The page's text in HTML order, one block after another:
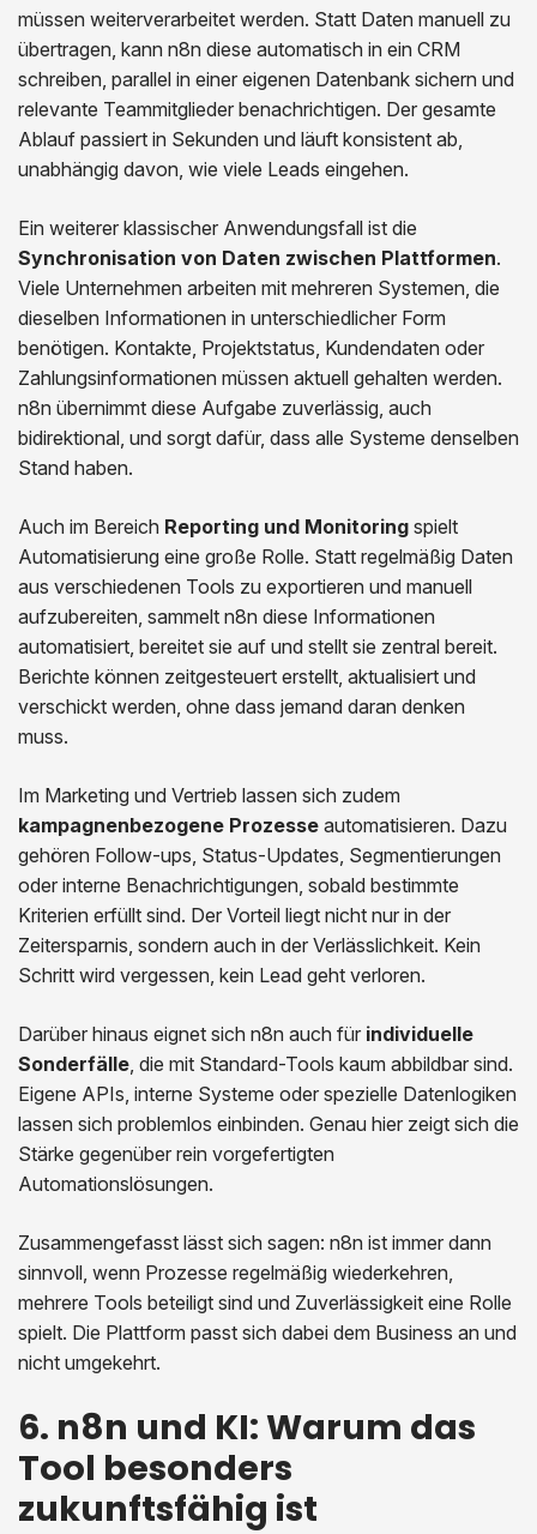
müssen weiterverarbeitet werden. Statt Daten manuell zu
übertragen, kann n8n diese automatisch in ein CRM
schreiben, parallel in einer eigenen Datenbank sichern und
relevante Teammitglieder benachrichtigen. Der gesamte
Ablauf passiert in Sekunden und läuft konsistent ab,
unabhängig davon, wie viele Leads eingehen.
Ein weiterer klassischer Anwendungsfall ist die
Synchronisation von Daten zwischen Plattformen.
Viele Unternehmen arbeiten mit mehreren Systemen, die
dieselben Informationen in unterschiedlicher Form
benötigen. Kontakte, Projektstatus, Kundendaten oder
Zahlungsinformationen müssen aktuell gehalten werden.
n8n übernimmt diese Aufgabe zuverlässig, auch
bidirektional, und sorgt dafür, dass alle Systeme denselben
Stand haben.
Auch im Bereich Reporting und Monitoring spielt
Automatisierung eine große Rolle. Statt regelmäßig Daten
aus verschiedenen Tools zu exportieren und manuell
aufzubereiten, sammelt n8n diese Informationen
automatisiert, bereitet sie auf und stellt sie zentral bereit.
Berichte können zeitgesteuert erstellt, aktualisiert und
verschickt werden, ohne dass jemand daran denken
muss.
Im Marketing und Vertrieb lassen sich zudem
kampagnenbezogene Prozesse automatisieren. Dazu
gehören Follow-ups, Status-Updates, Segmentierungen
oder interne Benachrichtigungen, sobald bestimmte
Kriterien erfüllt sind. Der Vorteil liegt nicht nur in der
Zeitersparnis, sondern auch in der Verlässlichkeit. Kein
Schritt wird vergessen, kein Lead geht verloren.
Darüber hinaus eignet sich n8n auch für individuelle
Sonderfälle , die mit Standard-Tools kaum abbildbar sind.
Eigene APIs, interne Systeme oder spezielle Datenlogiken
lassen sich problemlos einbinden. Genau hier zeigt sich die
Stärke gegenüber rein vorgefertigten
Automationslösungen.
Zusammengefasst lässt sich sagen: n8n ist immer dann
sinnvoll, wenn Prozesse regelmäßig wiederkehren,
mehrere Tools beteiligt sind und Zuverlässigkeit eine Rolle
spielt. Die Plattform passt sich dabei dem Business an und
nicht umgekehrt.
6. n8n und KI: Warum das
Tool besonders
zukunftsfähig ist